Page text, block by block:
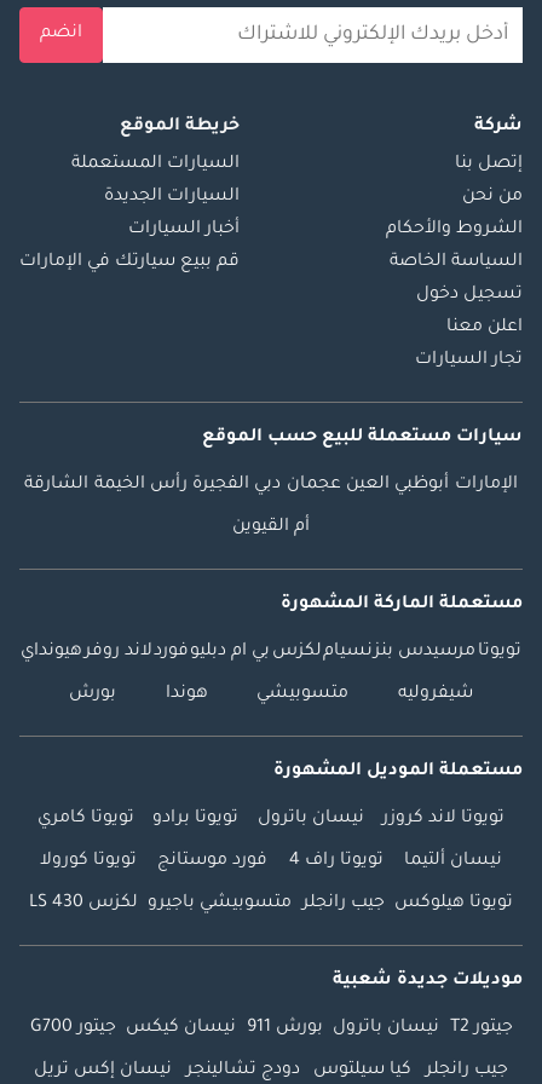
this fee?
and deliver top-
match your needs.
We offer a
personalized
experience to
handle all
paperwork, ensuring
you a safe and legal
a rigorous
inspection for
Ensuring you get the
best loan options
calculator & banking
assistance.
CAR FROM KAVAK**
appointment
2) Reserve your car
before someone
else buys it!
انضم
شركة
إتصل بنا
من نحن
الشروط والأحكام
السياسة الخاصة
تسجيل دخول
اعلن معنا
تجار السيارات
خريطة الموقع
السيارات المستعملة
السيارات الجديدة
أخبار السيارات
قم ببيع سيارتك في الإمارات
سيارات مستعملة للبيع حسب الموقع
الإمارات أبوظبي العين عجمان دبي الفجيرة رأس الخيمة الشارقة
أم القيوين
مستعملة الماركة المشهورة
تويوتا مرسيدس بنزنسياملكزس بي ام دبليوفوردلاند روفرهيونداي
شيفروليه متسوبيشي هوندا بورش
مستعملة الموديل المشهورة
تويوتا لاند كروزر نيسان باترول تويوتا برادو تويوتا كامري
نيسان ألتيما تويوتا راف 4 فورد موستانج تويوتا كورولا
تويوتا هيلوكس جيب رانجلر متسوبيشي باجيرو لكزس LS 430
موديلات جديدة شعبية
جيتور T2 نيسان باترول بورش 911 نيسان كيكس جيتور G700
جيب رانجلر كيا سيلتوس دودج تشالينجر نيسان إكس تريل